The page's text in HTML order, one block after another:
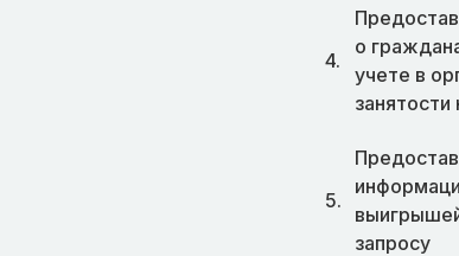
4.
о
учете в
занятости
5.
запросу